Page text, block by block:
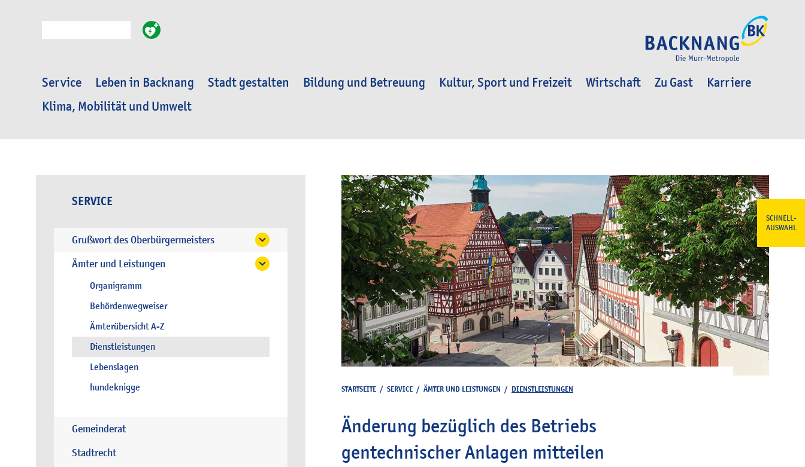
Service Leben in Backnang Stadt gestalten Bildung und Betreuung Kultur, Sport und Freizeit Wirtschaft Zu Gast
Karriere
Klima, Mobilität und Umwelt
SCHNELL-
AUSWAHL
SERVICE
Grußwort des Oberbürgermeisters
Ämter und Leistungen
Organigramm
Behördenwegweiser
Ämterübersicht A-Z
Dienstleistungen
Lebenslagen
hundeknigge
Gemeinderat
Stadtrecht
STARTSEITE / SERVICE / ÄMTER UND LEISTUNGEN / DIENSTLEISTUNGEN
Änderung bezüglich des Betriebs
gentechnischer Anlagen mitteilen